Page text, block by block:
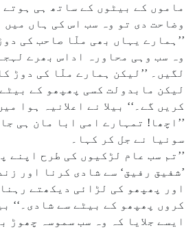
ماموں کے بیٹوں کے ساتھ ہی ہوتے
وضاحت دی تو وہ سب اس کی ہاں میں
’’ہمارے یہاں بھی ملّا صاحب کی
وہ سب وہی محاورہ اداس بھرے
لگیں۔ ’’لیکن ہمارے ملّا کی دوڑ
لیکن مابدولت کسی پھپھو کے
کریں گے۔‘‘ بیلا نے اعلانیہ ہوا
’’اچھا! تمہارے امی ابا مان ہی
سونیا نے جل کر کہا۔
’’تم سب عام لڑکیوں کی طرح اپنے
’شفیق رفیق‘ سے شادی کرنا اور
اور پھپھو کی لڑائی دیکھتے
کروں پھپھو کے بیٹے سے شادی۔‘‘
ایسے جلایا کہ وہ سب سموسہ چھوڑ